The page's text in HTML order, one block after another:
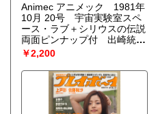
Animec アニメック 1981年
10月 20号 宇宙実験室スペ
ース・ラブ＋シリウスの伝説
両面ピンナップ付 出崎統
SFアニメ特集・イデオン事
典 他
￥2,200